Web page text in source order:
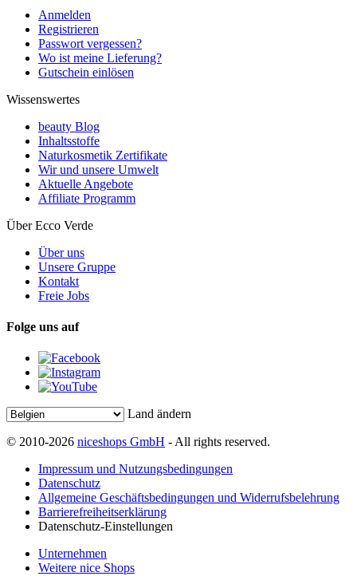
Anmelden
Registrieren
Passwort vergessen?
Wo ist meine Lieferung?
Gutschein einlösen
Wissenswertes
beauty Blog
Inhaltsstoffe
Naturkosmetik Zertifikate
Wir und unsere Umwelt
Aktuelle Angebote
Affiliate Programm
Über Ecco Verde
Über uns
Unsere Gruppe
Kontakt
Freie Jobs
Folge uns auf
Land ändern
© 2010-2026 niceshops GmbH - All rights reserved.
Impressum und Nutzungsbedingungen
Datenschutz
Allgemeine Geschäftsbedingungen und Widerrufsbelehrung
Barrierefreiheitserklärung
Datenschutz-Einstellungen
Unternehmen
Weitere nice Shops